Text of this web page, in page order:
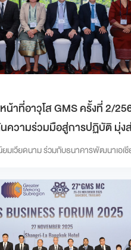
น้าที่อาวุโส GMS ครั้งที่ 2/
วามร่วมมือสู่การปฏิบัติ มุ่งส่
รรม
มเวียดนาม ร่วมกับธนาคารพัฒนาเอเ